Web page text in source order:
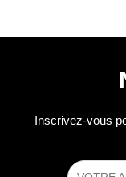
Inscrivez-vous